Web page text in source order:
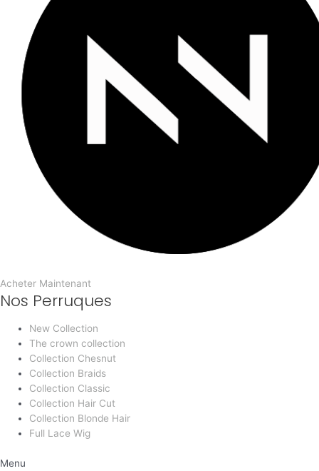
Acheter Maintenant
Nos Perruques
New Collection
The crown collection
Collection Chesnut
Collection Braids
Collection Classic
Collection Hair Cut
Collection Blonde Hair
Full Lace Wig
Menu